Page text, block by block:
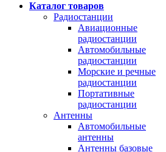
Каталог товаров
Радиостанции
Авиационные
радиостанции
Автомобильные
радиостанции
Морские и речные
радиостанции
Портативные
радиостанции
Антенны
Автомобильные
антенны
Антенны базовые